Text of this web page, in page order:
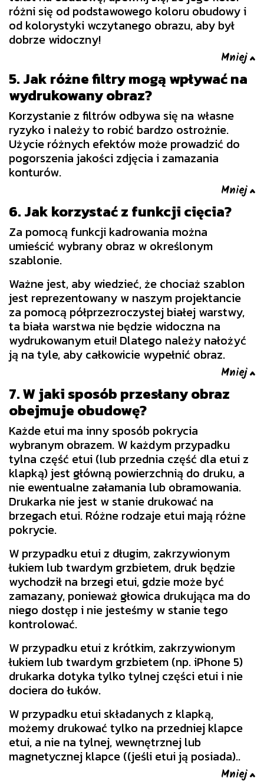
różni się od podstawowego koloru obudowy i
od kolorystyki wczytanego obrazu, aby był
dobrze widoczny!
5. Jak różne filtry mogą wpływać na
wydrukowany obraz?
Korzystanie z filtrów odbywa się na własne
ryzyko i należy to robić bardzo ostrożnie.
Użycie różnych efektów może prowadzić do
pogorszenia jakości zdjęcia i zamazania
konturów.
6. Jak korzystać z funkcji cięcia?
Za pomocą funkcji kadrowania można
umieścić wybrany obraz w określonym
szablonie.
Ważne jest, aby wiedzieć, że chociaż szablon
jest reprezentowany w naszym projektancie
za pomocą półprzezroczystej białej warstwy,
ta biała warstwa nie będzie widoczna na
wydrukowanym etui! Dlatego należy nałożyć
ją na tyle, aby całkowicie wypełnić obraz.
7. W jaki sposób przesłany obraz
obejmuje obudowę?
Każde etui ma inny sposób pokrycia
wybranym obrazem. W każdym przypadku
tylna część etui (lub przednia część dla etui z
klapką) jest główną powierzchnią do druku, a
nie ewentualne załamania lub obramowania.
Drukarka nie jest w stanie drukować na
brzegach etui. Różne rodzaje etui mają różne
pokrycie.
W przypadku etui z długim, zakrzywionym
łukiem lub twardym grzbietem, druk będzie
wychodził na brzegi etui, gdzie może być
zamazany, ponieważ głowica drukująca ma do
niego dostęp i nie jesteśmy w stanie tego
kontrolować.
W przypadku etui z krótkim, zakrzywionym
łukiem lub twardym grzbietem (np. iPhone 5)
drukarka dotyka tylko tylnej części etui i nie
dociera do łuków.
W przypadku etui składanych z klapką,
możemy drukować tylko na przedniej klapce
etui, a nie na tylnej, wewnętrznej lub
magnetycznej klapce ((jeśli etui ją posiada)..